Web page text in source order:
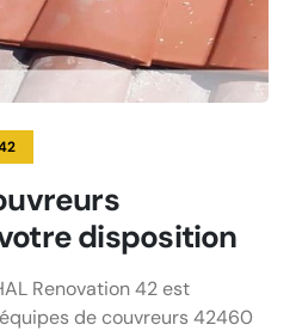
disposition
Renovation 42 est
de couvreurs 42460